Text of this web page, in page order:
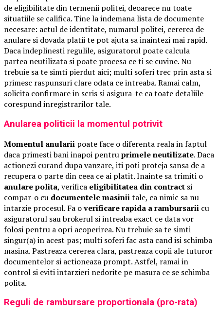
de eligibilitate din termenii politei, deoarece nu toate
situatiile se califica. Tine la indemana lista de documente
necesare: actul de identitate, numarul politei, cererea de
anulare si dovada platii te pot ajuta sa inaintezi mai rapid.
Daca indeplinesti regulile, asiguratorul poate calcula
partea neutilizata si poate procesa ce ti se cuvine. Nu
trebuie sa te simti pierdut aici; multi soferi trec prin asta si
primesc raspunsuri clare odata ce intreaba. Ramai calm,
solicita confirmare in scris si asigura-te ca toate detaliile
corespund inregistrarilor tale.
Anularea politicii la momentul potrivit
Momentul anularii poate face o diferenta reala in faptul
daca primesti bani inapoi pentruprimele neutilizate. Daca
actionezi curand dupa vanzare, iti poti proteja sansa de a
recupera o parte din ceea ce ai platit. Inainte sa trimiti o
anulare polita, verifica eligibilitatea din contract si
compar-o cu documentele masiniitale, ca nimic sa nu
intarzie procesul. Fa overificare rapida a rambursarii cu
asiguratorul sau brokerul si intreaba exact ce data vor
folosi pentru a opri acoperirea. Nu trebuie sa te simti
singur(a) in acest pas; multi soferi fac asta cand isi schimba
masina. Pastreaza cererea clara, pastreaza copii ale tuturor
documentelor si actioneaza prompt. Astfel, ramai in
control si eviti intarzieri nedorite pe masura ce se schimba
polita.
Reguli de rambursare proportionala (pro-rata)